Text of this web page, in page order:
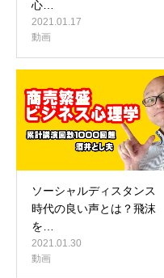
心…
2021.01.17
動画
ソーシャルディスタンス
時代の良い声とは？飛沫
を…
2021.01.30
動画